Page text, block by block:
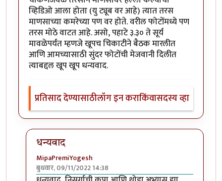
व्हिडिओ आला होता (यु ट्यूब वर आहे) त्यात तरस
माणसाच्या कमरेच्या पण वर होते. वरील फोटोंमध्ये पण
तरस मोठे वाटत आहे. असो, पहाटे ३.३० ते सूर्य
मावळेपर्यंत म्हणजे खूपच चिकाटीने बैठक मारलीत
आणि आमच्यासाठी सुंदर फोटोंची मेजवानी दिलीत
त्याबद्दल खूप खूप धन्यवाद.
प्रतिसाद देण्यासाठीलॉग इन कराकिंवासदस्य व्हा
धन्यवाद
MipaPremiYogesh
बुधवार, 09/11/2022 14:38